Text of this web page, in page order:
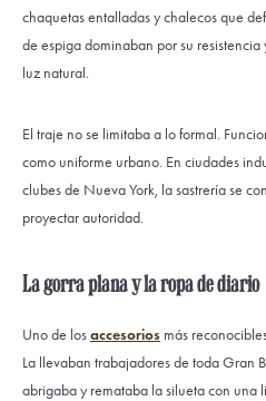
chaquetas entalladas y chalecos que
de espiga dominaban por su
luz natural.
El traje no se limitaba a lo formal.
como uniforme urbano. En ciudades
clubes de Nueva York, la sastrería se
proyectar autoridad.
La gorra plana y la ropa de diario
Uno de losaccesorios más
La llevaban trabajadores de toda Gran
abrigaba y remataba la silueta con una